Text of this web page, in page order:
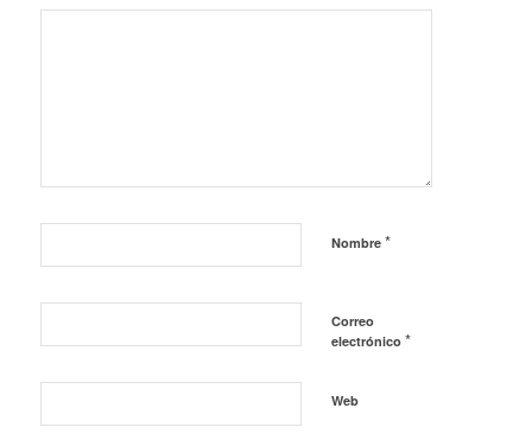
Nombre *
Correo
electrónico *
Web